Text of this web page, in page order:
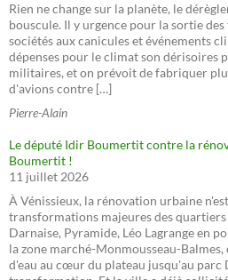
Rien ne change sur la planète, le
bouscule. Il y urgence pour la sortie
sociétés aux canicules et événements
dépenses pour le climat son dérisoires
militaires, et on prévoit de fabriquer
d'avions contre […]
Pierre-Alain
Le député Idir Boumertit contre la
Boumertit !
11 juillet 2026
À Vénissieux, la rénovation urbaine
transformations majeures des
Darnaise, Pyramide, Léo Lagrange en
la zone marché-Monmousseau-
d'eau au cœur du plateau jusqu'au